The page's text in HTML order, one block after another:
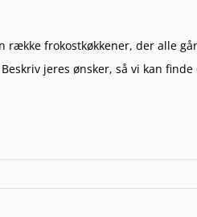
række frokostkøkkener, der alle
jeres ønsker, så vi kan